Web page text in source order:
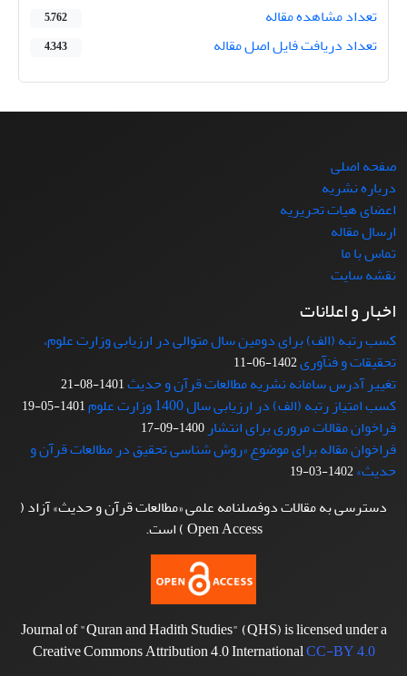
تعداد مشاهده مقاله
5,762
تعداد دریافت فایل اصل مقاله 4,343
صفحه اصلی
درباره نشریه
اعضای هیات تحریریه
ارسال مقاله
تماس با ما
نقشه سایت
اخبار و اعلانات
کسب رتبه (الف) برای دومین سال متوالی در ارزیابی وزارت علوم،
تحقیقات و فنآوری1402-06-11
تغییر آدرس سامانه نشریه مطالعات قرآن و حدیث1401-08-21
کسب امتیاز رتبه (الف) در ارزیابی سال 1400 وزارت علوم 1401-05-19
فراخوان مقالات مروری برای انتشار1400-09-17
فراخوان مقاله برای موضوع «روش شناسی تحقیق در مطالعات قرآن و
حدیث»1402-03-19
دسترسی به مقالات دوفصلنامه علمی «مطالعات قرآن و حدیث» آزاد (
Open Access ) است.
Journal of "Quran and Hadith Studies" (QHS) is licensed under a
Creative Commons Attribution 4.0 InternationalCC-BY 4.0